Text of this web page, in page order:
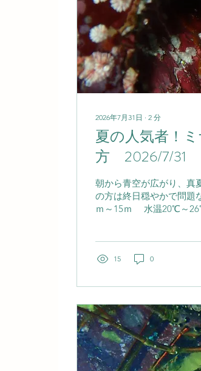
溶け込んでいるため、最
見つけられるようにな
入るよ...
2026年7月31日 ∙ 2 分
夏の人気者！
方 2026/7/31
朝から青空が広がり、真
の方は終日穏やかで問題
ｍ～15ｍ 水温20℃～
ハコフグの仲間は骨が板
の身を守ることができる
く泳ぐことはできません
動かしながら、 ホバリ
りをふわふわと漂う姿は
す。 この季節になると
えてきます。 その年に
15 0